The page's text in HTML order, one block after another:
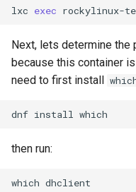
lxc exec rockylinux-
Next, lets determine the
because this container
need to first install
dnf install
then run:
which